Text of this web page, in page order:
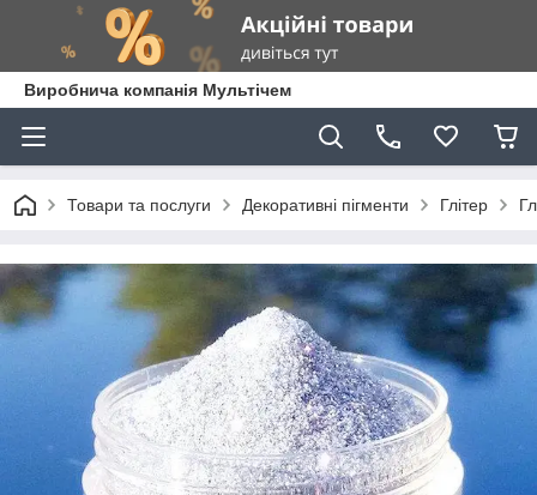
Виробнича компанія Мультічем
Товари та послуги Декоративні пігменти Глітер